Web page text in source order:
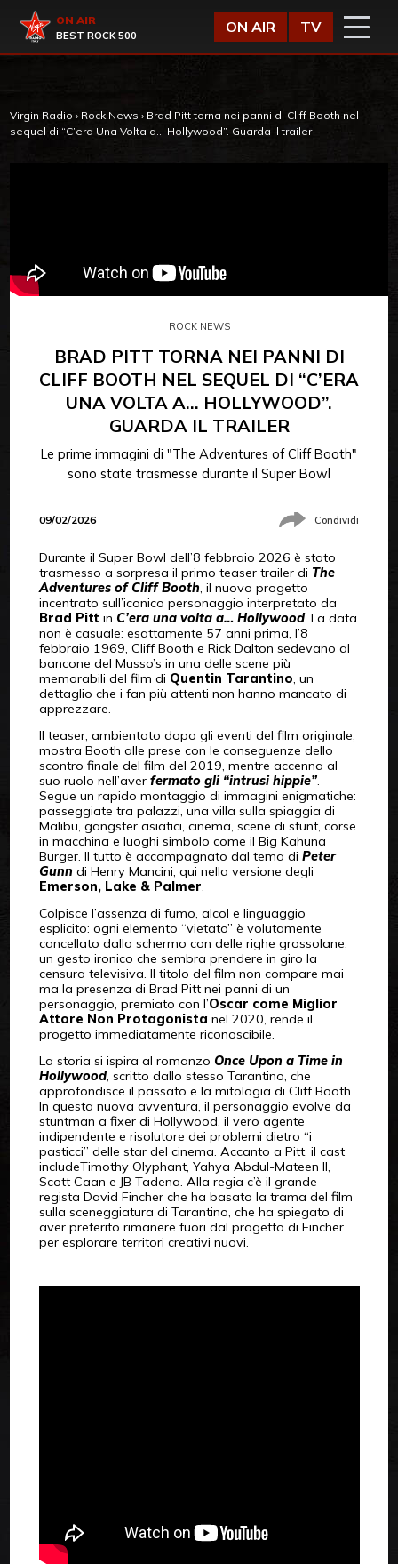
Virgin Radio
ON AIR
BEST ROCK 500
ON AIR TV
Virgin Radio › Rock News › Brad Pitt torna nei panni di Cliff Booth nel
sequel di “C’era Una Volta a… Hollywood”. Guarda il trailer
ROCK NEWS
BRAD PITT TORNA NEI PANNI DI
CLIFF BOOTH NEL SEQUEL DI “C’ERA
UNA VOLTA A… HOLLYWOOD”.
GUARDA IL TRAILER
Le prime immagini di "The Adventures of Cliff Booth"
sono state trasmesse durante il Super Bowl
09/02/2026 Condividi
Durante il Super Bowl dell’8 febbraio 2026 è stato
trasmesso a sorpresa il primo teaser trailer di The
Adventures of Cliff Booth, il nuovo progetto
incentrato sull’iconico personaggio interpretato da
Brad Pitt in C’era una volta a… Hollywood. La data
non è casuale: esattamente 57 anni prima, l’8
febbraio 1969, Cliff Booth e Rick Dalton sedevano al
bancone del Musso’s in una delle scene più
memorabili del film di Quentin Tarantino, un
dettaglio che i fan più attenti non hanno mancato di
apprezzare.
Il teaser, ambientato dopo gli eventi del film originale,
mostra Booth alle prese con le conseguenze dello
scontro finale del film del 2019, mentre accenna al
suo ruolo nell’aver fermato gli “intrusi hippie”.
Segue un rapido montaggio di immagini enigmatiche:
passeggiate tra palazzi, una villa sulla spiaggia di
Malibu, gangster asiatici, cinema, scene di stunt, corse
in macchina e luoghi simbolo come il Big Kahuna
Burger. Il tutto è accompagnato dal tema di Peter
Gunn di Henry Mancini, qui nella versione degli
Emerson, Lake & Palmer.
Colpisce l’assenza di fumo, alcol e linguaggio
esplicito: ogni elemento “vietato” è volutamente
cancellato dallo schermo con delle righe grossolane,
un gesto ironico che sembra prendere in giro la
censura televisiva. Il titolo del film non compare mai
ma la presenza di Brad Pitt nei panni di un
personaggio, premiato con l’Oscar come Miglior
Attore Non Protagonista nel 2020, rende il
progetto immediatamente riconoscibile.
La storia si ispira al romanzo Once Upon a Time in
Hollywood, scritto dallo stesso Tarantino, che
approfondisce il passato e la mitologia di Cliff Booth.
In questa nuova avventura, il personaggio evolve da
stuntman a fixer di Hollywood, il vero agente
indipendente e risolutore dei problemi dietro “i
pasticci” delle star del cinema. Accanto a Pitt, il cast
includeTimothy Olyphant, Yahya Abdul-Mateen II,
Scott Caan e JB Tadena. Alla regia c’è il grande
regista David Fincher che ha basato la trama del film
sulla sceneggiatura di Tarantino, che ha spiegato di
aver preferito rimanere fuori dal progetto di Fincher
per esplorare territori creativi nuovi.